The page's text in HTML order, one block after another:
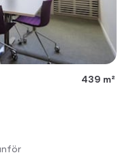
439 m²